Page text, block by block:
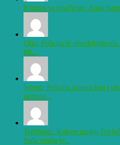
Krimos sa značkom: Aaaa
Olja: Policija je
bil...
Jelena: Policija azurna kao i
nemaju...
Trebinjac: Kakvu majku
Srđa umrla je...